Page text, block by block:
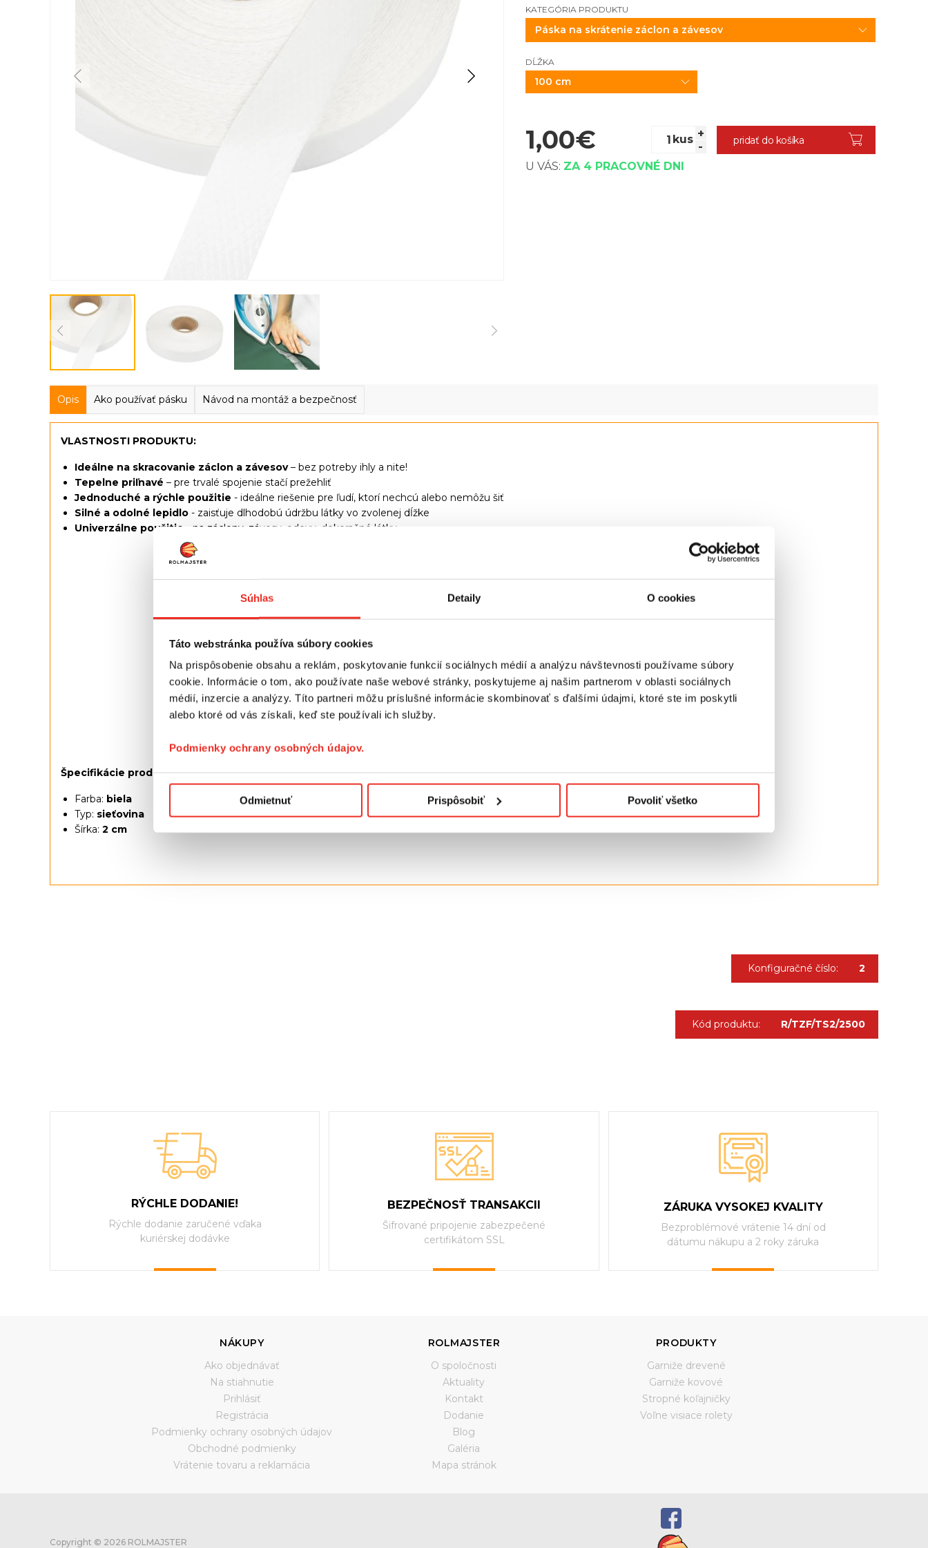
Súhlas Detaily O cookies
Táto webstránka používa súbory cookies
Na prispôsobenie obsahu a reklám, poskytovanie funkcií sociálnych médií a analýzu návštevnosti používame súbory
cookie. Informácie o tom, ako používate naše webové stránky, poskytujeme aj našim partnerom v oblasti sociálnych
médií, inzercie a analýzy. Títo partneri môžu príslušné informácie skombinovať s ďalšími údajmi, ktoré ste im poskytli
alebo ktoré od vás získali, keď ste používali ich služby.
Podmienky ochrany osobných údajov.
Odmietnuť Prispôsobiť Povoliť všetko
KATEGÓRIA PRODUKTU
DĹŽKA
100 cm
1,00€ kus +
-
pridať do košíka
U VÁS: ZA 4 PRACOVNÉ DNI
Opis Ako používať pásku Návod na montáž a bezpečnosť
VLASTNOSTI PRODUKTU:
Ideálne na skracovanie záclon a závesov– bez potreby ihly a nite!
Tepelne priľnavé – pre trvalé spojenie stačí prežehliť
Jednoduché a rýchle použitie - ideálne riešenie pre ľudí, ktorí nechcú alebo nemôžu šiť
Silné a odolné lepidlo - zaisťuje dlhodobú údržbu látky vo zvolenej dĺžke
Univerzálne použitie
- na záclony, závesy, odevy, dekoračné látky
Špecifikácie produktu:
Farba: biela
Typ: sieťovina
Šírka: 2 cm
Konfiguračné číslo: 2
Kód produktu: R/TZF/TS2/2500
RÝCHLE DODANIE!
Rýchle dodanie zaručené vďaka
kuriérskej dodávke
BEZPEČNOSŤ TRANSAKCII
Šifrované pripojenie zabezpečené
certifikátom SSL
ZÁRUKA VYSOKEJ KVALITY
Bezproblémové vrátenie 14 dní od
dátumu nákupu a 2 roky záruka
NÁKUPY
Ako objednávať
Na stiahnutie
Prihlásiť
Registrácia
Podmienky ochrany osobných údajov
Obchodné podmienky
Vrátenie tovaru a reklamácia
ROLMAJSTER
O spoločnosti
Aktuality
Kontakt
Dodanie
Blog
Galéria
Mapa stránok
PRODUKTY
Garniže drevené
Garniže kovové
Stropné koľajničky
Voľne visiace rolety
Copyright © 2026 ROLMAJSTER